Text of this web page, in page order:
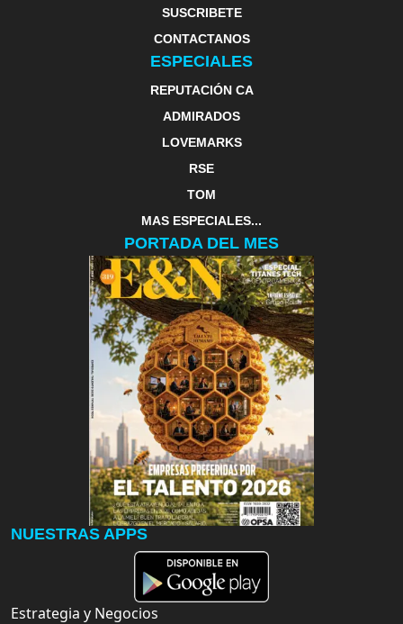
SUSCRIBETE
CONTACTANOS
ESPECIALES
REPUTACIÓN CA
ADMIRADOS
LOVEMARKS
RSE
TOM
MAS ESPECIALES...
PORTADA DEL MES
NUESTRAS APPS
Estrategia y Negocios